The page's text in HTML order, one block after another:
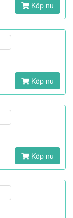
Köp nu
Köp nu
Köp nu